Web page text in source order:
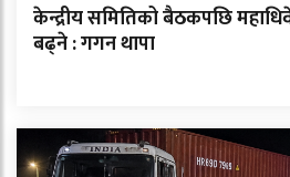
केन्द्रीय समितिको बैठकपछि
बढ्ने : गगन थापा